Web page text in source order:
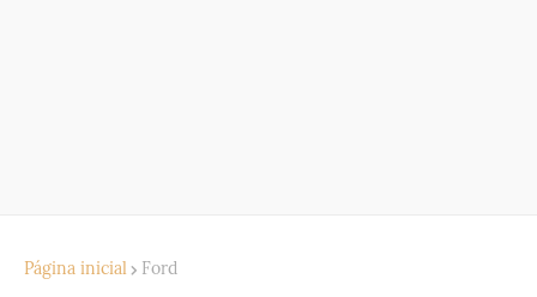
Página inicial Ford